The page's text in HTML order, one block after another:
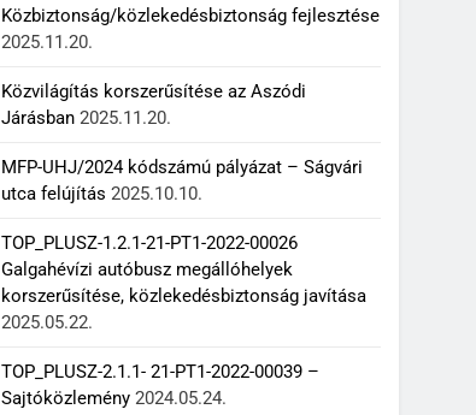
Közbiztonság/közlekedésbiztonság fejlesztése
2025.11.20.
Közvilágítás korszerűsítése az Aszódi
Járásban 2025.11.20.
MFP-UHJ/2024 kódszámú pályázat – Ságvári
utca felújítás 2025.10.10.
TOP_PLUSZ-1.2.1-21-PT1-2022-00026
Galgahévízi autóbusz megállóhelyek
korszerűsítése, közlekedésbiztonság javítása
2025.05.22.
TOP_PLUSZ-2.1.1- 21-PT1-2022-00039 –
Sajtóközlemény 2024.05.24.